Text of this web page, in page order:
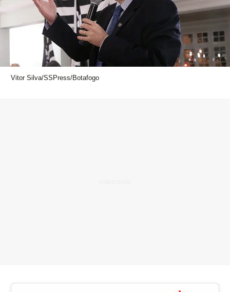
Vitor Silva/SSPress/Botafogo